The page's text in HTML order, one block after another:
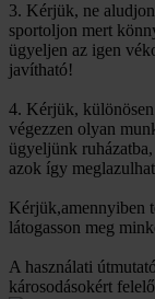
3. Kérjük, ne
sportoljon mert
ügyeljen az igen
javítható!
4. Kérjük,
végezzen olyan
ügyeljünk
azok így
Kérjük,amennyiben
látogasson meg
A használati
károsodásokért